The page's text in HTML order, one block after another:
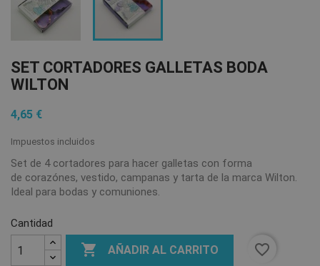
SET CORTADORES GALLETAS BODA
WILTON
4,65 €
Impuestos incluidos
Set de 4 cortadores para hacer galletas con forma
de corazónes, vestido, campanas y tarta de la marca Wilton.
Ideal para bodas y comuniones.
Cantidad
 AÑADIR AL CARRITO favorite_border